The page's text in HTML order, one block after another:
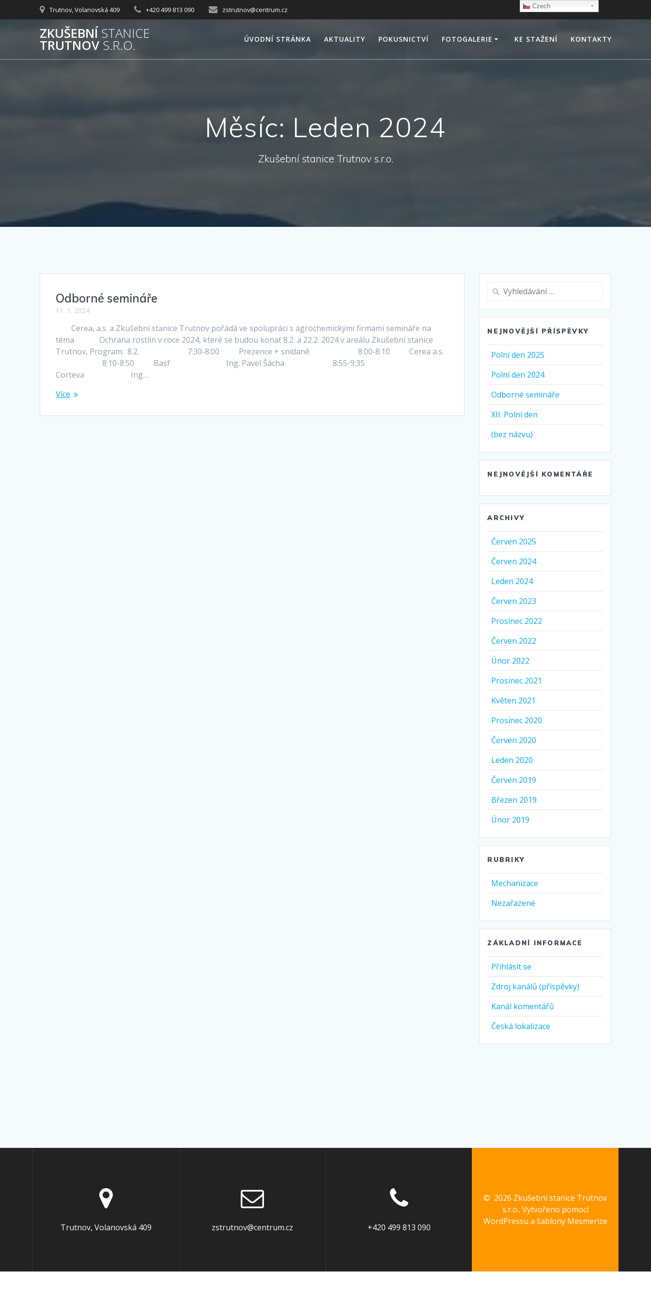
na
Trutnov, Volanovská 409 +420 499 813 090 zstrutnov@centrum.cz
ZKUŠEBNÍ STANICE
TRUTNOV S.R.O. ÚVODNÍ STRÁNKA AKTUALITY POKUSNICTVÍ FOTOGALERIE KE STAŽENÍ KONTAKTY
Měsíc: Leden 2024
Zkušební stanice Trutnov s.r.o.
Odborné semináře
11. 1. 2024
Cerea, a.s. a Zkušební stanice Trutnov pořádá ve spolupráci s agrochemickými firmami semináře na
téma Ochrana rostlin v roce 2024, které se budou konat 8.2. a 22.2. 2024 v areálu Zkušební stanice
Trutnov, Program: 8.2. 7:30-8:00 Prezence + snídaně 8:00-8:10 Cerea a.s.
8:10-8:50 Basf Ing. Pavel Šácha 8:55-9:35
Corteva Ing.…
Více
Vyhledat:
NEJNOVĚJŠÍ PŘÍSPĚVKY
Polní den 2025
Polní den 2024
Odborné semináře
XII. Polní den
(bez názvu)
NEJNOVĚJŠÍ KOMENTÁŘE
ARCHIVY
Červen 2025
Červen 2024
Leden 2024
Červen 2023
Prosinec 2022
Červen 2022
Únor 2022
Prosinec 2021
Květen 2021
Prosinec 2020
Červen 2020
Leden 2020
Červen 2019
Březen 2019
Únor 2019
RUBRIKY
Mechanizace
Nezařazené
ZÁKLADNÍ INFORMACE
Přihlásit se
Zdroj kanálů (příspěvky)
Kanál komentářů
Česká lokalizace
Trutnov, Volanovská 409 zstrutnov@centrum.cz +420 499 813 090
© 2026 Zkušební stanice Trutnov
s.r.o.. Vytvořeno pomocí
WordPressu a šablony Mesmerize
Czech